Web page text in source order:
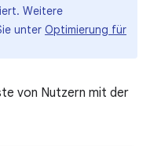
Weitere
unter Optimierung für
von Nutzern mit der